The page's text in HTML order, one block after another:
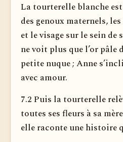
La tourterelle blanche
des genoux maternels,
et le visage sur le sein de
ne voit plus que l’or pâle
petite nuque ; Anne
avec amour.
7.2 Puis la tourterelle
toutes ses fleurs à sa
elle raconte une histoire